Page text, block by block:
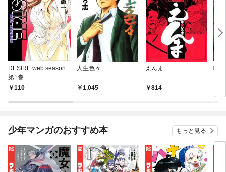
DESIRE web season
第1巻
110
人生色々
1,045
えんま
814
呪
少年マンガのおすすめ本 もっと見る